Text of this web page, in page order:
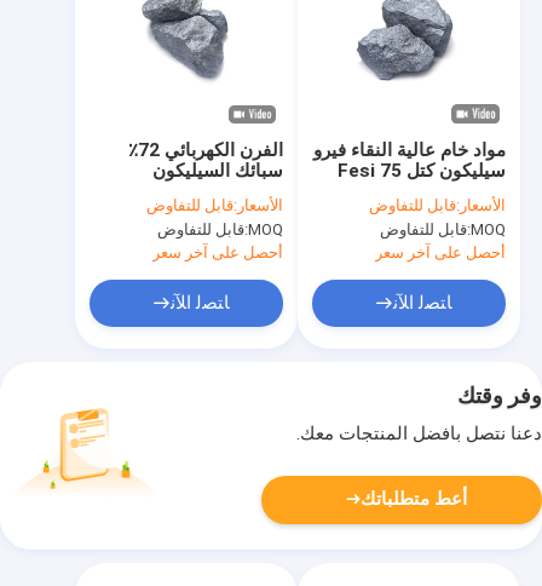
الفرن الكهربائي 72٪
سبائك السيليكون
الحديدي كعناصر من
السبائك تنضم إلى الوكيل
الأسعار:قابل للتفاوض
MOQ: قابل للتفاوض
أحصل على آخر سعر
ﺎﺘﺼﻟ ﺍﻶﻧ
مواد خام عالية النقاء فيرو
سيليكون كتل Fesi 75
لصناعة الصلب
الأسعار:قابل للتفاوض
MOQ: قابل للتفاوض
أحصل على آخر سعر
ﺎﺘﺼﻟ ﺍﻶﻧ
وفر وقتك
دعنا نتصل بأفضل المنتجات معك.
أعط متطلباتك